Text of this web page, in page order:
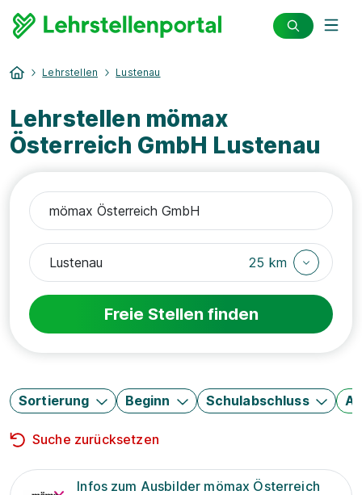
Lehrstellen Lustenau
Lehrstellen mömax
Österreich GmbH Lustenau
25 km
Freie Stellen finden
Sortierung Beginn Schulabschluss
Suche zurücksetzen
Infos zum Ausbilder mömax Österreich